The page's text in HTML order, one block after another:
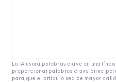
La IA usará palabras clave en una
proporcionar palabras clave
para que el artículo sea de mayor